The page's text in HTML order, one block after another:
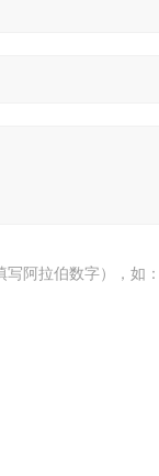
写阿拉伯数字），如